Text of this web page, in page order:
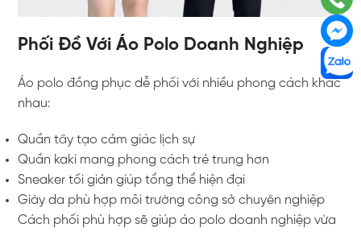
Phối Đồ Với Áo Polo Doanh Nghiệp
Áo polo đồng phục dễ phối với nhiều phong cách khác
nhau:
Quần tây tạo cảm giác lịch sự
Quần kaki mang phong cách trẻ trung hơn
Sneaker tối giản giúp tổng thể hiện đại
Giày da phù hợp môi trường công sở chuyên nghiệp
Cách phối phù hợp sẽ giúp áo polo doanh nghiệp vừa